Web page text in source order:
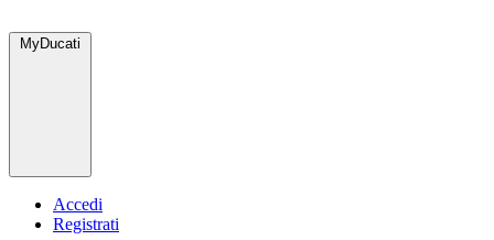
MyDucati
Accedi
Registrati